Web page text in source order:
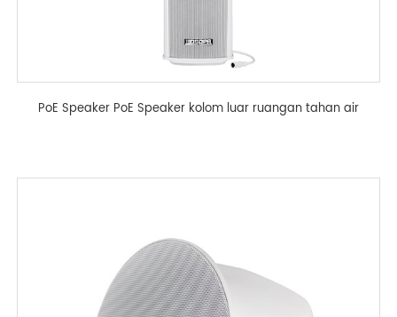
PoE Speaker PoE Speaker kolom luar ruangan tahan air